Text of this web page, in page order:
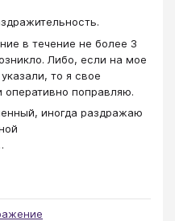
в течение не более 3
Либо, если на мое
то я свое
поправляю.
иногда раздражаю